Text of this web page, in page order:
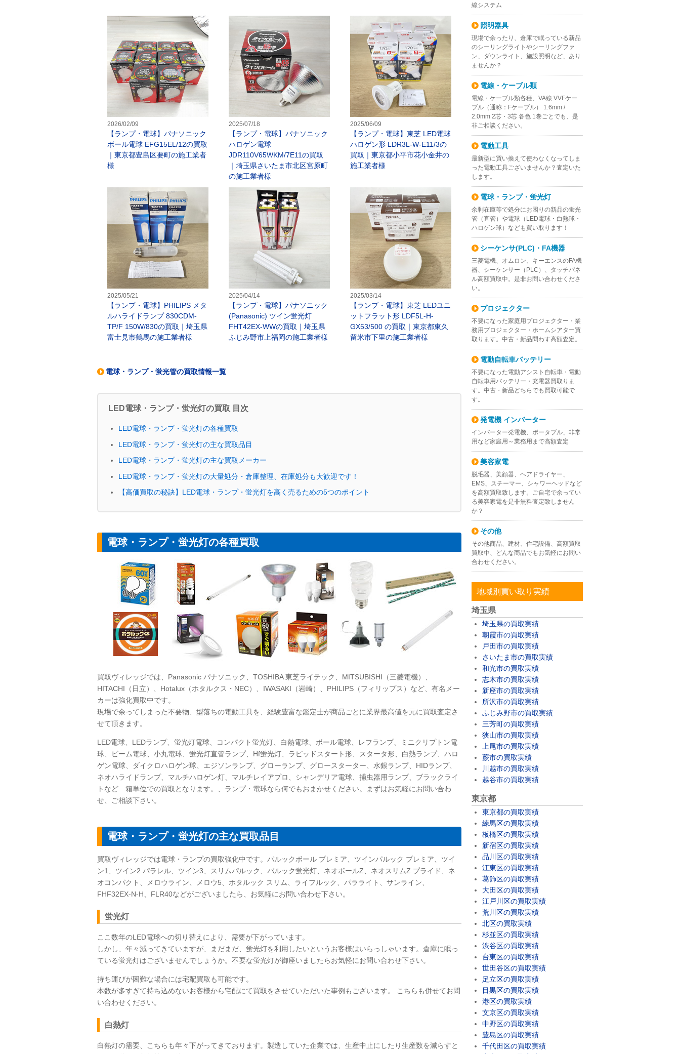
【ランプ・電球】パナソニック ボール電球 EFG15EL/12の買取｜東京都豊島区要町の施工業者様
2026/02/09
【ランプ・電球】パナソニック
ボール電球 EFG15EL/12の買取
｜東京都豊島区要町の施工業者
様
【ランプ・電球】パナソニック ハロゲン電球 JDR110V65WKM/7E11の買取｜埼玉県さいたま市北区宮原
2025/07/18
【ランプ・電球】パナソニック
ハロゲン電球
JDR110V65WKM/7E11の買取
｜埼玉県さいたま市北区宮原町
の施工業者様
【ランプ・電球】東芝 LED電球 ハロゲン形 LDR3L-W-E11/3の買
2025/06/09
【ランプ・電球】東芝 LED電球
ハロゲン形 LDR3L-W-E11/3の
買取｜東京都小平市花小金井の
施工業者様
【ランプ・電球】PHILIPS メタルハライドランプ 830CDM-TP/F 150W/830の買取｜埼玉県富士見市鶴馬の施工業者様
2025/05/21
【ランプ・電球】PHILIPS メタ
ルハライドランプ 830CDM-
TP/F 150W/830の買取｜埼玉県
富士見市鶴馬の施工業者様
【ランプ・電球】パナソニック(Panasonic) ツイン蛍光灯 FHT42EX-WWの買取｜埼玉県ふじみ野市上福岡
2025/04/14
【ランプ・電球】パナソニック
(Panasonic) ツイン蛍光灯
FHT42EX-WWの買取｜埼玉県
ふじみ野市上福岡の施工業者様
【ランプ・電球】東芝 LEDユニットフラット形 LDF5L-H-GX53/
2025/03/14
【ランプ・電球】東芝 LEDユニ
ットフラット形 LDF5L-H-
GX53/500 の買取｜東京都東久
留米市下里の施工業者様
電球・ランプ・蛍光管の買取情報一覧
LED電球・ランプ・蛍光灯の買取 目次
LED電球・ランプ・蛍光灯の各種買取
LED電球・ランプ・蛍光灯の主な買取品目
LED電球・ランプ・蛍光灯の主な買取メーカー
LED電球・ランプ・蛍光灯の大量処分・倉庫整理、在庫処分も大歓迎です！
【高価買取の秘訣】LED電球・ランプ・蛍光灯を高く売るための5つのポイント
電球・ランプ・蛍光灯の各種買取
買取ヴィレッジでは、Panasonic パナソニック、TOSHIBA 東芝ライテック、MITSUBISHI（三菱電機）、
HITACHI（日立）、Hotalux（ホタルクス・NEC）、IWASAKI（岩崎）、PHILIPS（フィリップス）など、有名メー
カーは強化買取中です。
現場で余ってしまった不要物、型落ちの電動工具を、経験豊富な鑑定士が商品ごとに業界最高値を元に買取査定さ
せて頂きます。
LED電球、LEDランプ、蛍光灯電球、コンパクト蛍光灯、白熱電球、ボール電球、レフランプ、ミニクリプトン電
球、ビーム電球、小丸電球、蛍光灯直管ランプ、Hf蛍光灯、ラピッドスタート形、スタータ形、白熱ランプ、ハロ
ゲン電球、ダイクロハロゲン球、エジソンランプ、グローランプ、グロースターター、水銀ランプ、HIDランプ、
ネオハライドランプ、マルチハロゲン灯、マルチレイアプロ、シャンデリア電球、捕虫器用ランプ、ブラックライ
トなど 箱単位での買取となります。、ランプ・電球なら何でもおまかせください。まずはお気軽にお問い合わ
せ、ご相談下さい。
電球・ランプ・蛍光灯の主な買取品目
買取ヴィレッジでは電球・ランプの買取強化中です。パルックボール プレミア、ツインパルック プレミア、ツイ
ン1、ツイン2 パラレル、ツイン3、スリムパルック、パルック蛍光灯、ネオボールZ、ネオスリムZ プライド、ネ
オコンパクト、メロウライン、メロウ5、ホタルック スリム、ライフルック、パラライト、サンライン、
FHF32EX-N-H、FLR40などがございましたら、お気軽にお問い合わせ下さい。
蛍光灯
ここ数年のLED電球への切り替えにより、需要が下がっています。
しかし、年々減ってきていますが、まだまだ、蛍光灯を利用したいというお客様はいらっしゃいます。倉庫に眠っ
ている蛍光灯はございませんでしょうか。不要な蛍光灯が御座いましたらお気軽にお問い合わせ下さい。
持ち運びが困難な場合には宅配買取も可能です。
本数が多すぎて持ち込めないお客様から宅配にて買取をさせていただいた事例もございます。 こちらも併せてお問
い合わせください。
白熱灯
白熱灯の需要、こちらも年々下がってきております。製造していた企業では、生産中止にしたり生産数を減らすと
線システム
照明器具
現場で余ったり、倉庫で眠っている新品
のシーリングライトやシーリングファ
ン、ダウンライト、施設照明など、あり
ませんか？
電線・ケーブル類
電線・ケーブル類各種、VA線 VVFケー
ブル（通称：Fケーブル） 1.6mm /
2.0mm 2芯・3芯 各色 1巻ごとでも、是
非ご相談ください。
電動工具
最新型に買い換えて使わなくなってしま
った電動工具ございませんか？査定いた
します。
電球・ランプ・蛍光灯
余剰在庫等で処分にお困りの新品の蛍光
管（直管）や電球（LED電球・白熱球・
ハロゲン球）なども買い取ります！
シーケンサ(PLC)・FA機器
三菱電機、オムロン、キーエンスのFA機
器、シーケンサー（PLC）、タッチパネ
ル高額買取中。是非お問い合わせくださ
い。
プロジェクター
不要になった家庭用プロジェクター・業
務用プロジェクター・ホームシアター買
取ります。中古・新品問わす高額査定。
電動自転車バッテリー
不要になった電動アシスト自転車・電動
自転車用バッテリー・充電器買取りま
す。中古・新品どちらでも買取可能で
す。
発電機 インバーター
インバーター発電機、ポータブル、非常
用など家庭用～業務用まで高額査定
美容家電
脱毛器、美顔器、ヘアドライヤー、
EMS、スチーマー、シャワーヘッドなど
を高額買取致します。ご自宅で余ってい
る美容家電を是非無料査定致しません
か？
その他
その他商品、建材、住宅設備、高額買取
買取中、どんな商品でもお気軽にお問い
合わせください。
地域別買い取り実績
埼玉県
埼玉県の買取実績
朝霞市の買取実績
戸田市の買取実績
さいたま市の買取実績
和光市の買取実績
志木市の買取実績
新座市の買取実績
所沢市の買取実績
ふじみ野市の買取実績
三芳町の買取実績
狭山市の買取実績
上尾市の買取実績
蕨市の買取実績
川越市の買取実績
越谷市の買取実績
東京都
東京都の買取実績
練馬区の買取実績
板橋区の買取実績
新宿区の買取実績
品川区の買取実績
江東区の買取実績
葛飾区の買取実績
大田区の買取実績
江戸川区の買取実績
荒川区の買取実績
北区の買取実績
杉並区の買取実績
渋谷区の買取実績
台東区の買取実績
世田谷区の買取実績
足立区の買取実績
目黒区の買取実績
港区の買取実績
文京区の買取実績
中野区の買取実績
豊島区の買取実績
千代田区の買取実績